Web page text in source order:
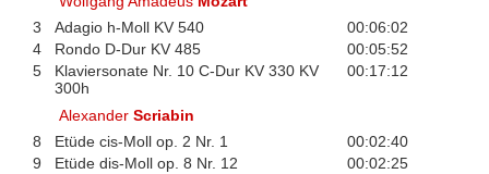
3
Adagio h-Moll KV 540
00:06:02
4
Rondo D-Dur KV 485
00:05:52
5
Klaviersonate Nr. 10 C-Dur KV 330 KV
300h
00:17:12
AlexanderScriabin
8
Etüde cis-Moll op. 2 Nr. 1
00:02:40
9
Etüde dis-Moll op. 8 Nr. 12
00:02:25